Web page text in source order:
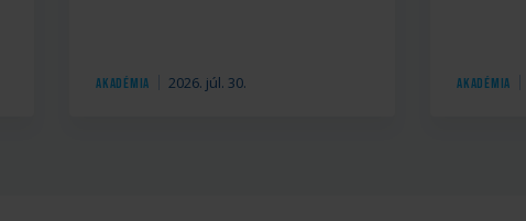
Akadémia 2026. júl. 30. Akadémia